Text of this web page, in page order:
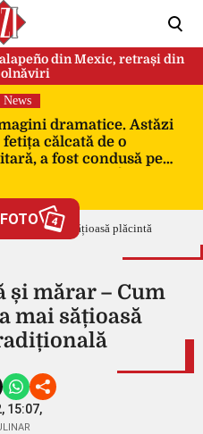
din Mexic, retrași din
News
dramatice. Astăzi
fetița călcată de o
a fost condusă pe
jucării – EXCLUSIV
4
și mărar – Cum
mai sățioasă
15:07,